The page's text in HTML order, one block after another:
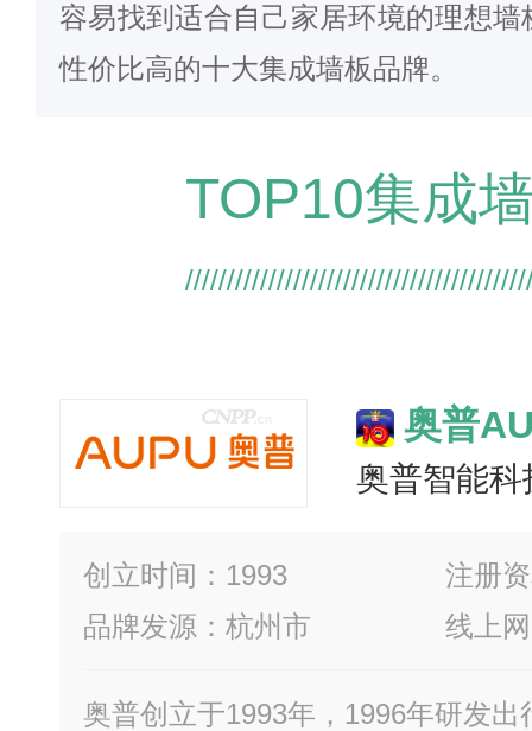
容易找到适合自己家居环境的理想
性价比高的十大集成墙板品牌。
TOP10集成
奥普
奥普智能
创立时间：1993
注册
品牌发源：杭州市
线上
奥普创立于1993年，1996年研发